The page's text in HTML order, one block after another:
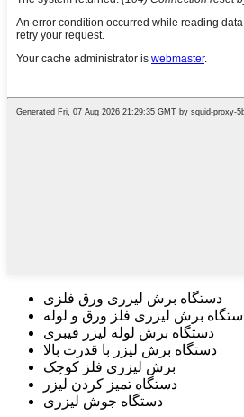
دستگاه برش لیزری ورق فلزی
برش لیزری فلز ورق و لوله
دستگاه برش لوله لیزر فیبری
دستگاه برش لیزر با قدرت بالا
برش لیزری فلز کوچک
دستگاه تمیز کردن لیزر
دستگاه جوش لیزری